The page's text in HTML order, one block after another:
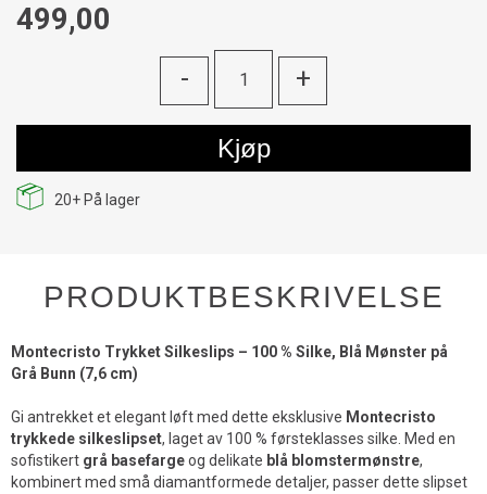
499,00
- +
Kjøp
20+ På lager
PRODUKTBESKRIVELSE
Montecristo Trykket Silkeslips – 100 % Silke, Blå Mønster på
Grå Bunn (7,6 cm)
Gi antrekket et elegant løft med dette eksklusive Montecristo
trykkede silkeslipset, laget av 100 % førsteklasses silke. Med en
sofistikert grå basefargeog delikate blå blomstermønstre,
kombinert med små diamantformede detaljer, passer dette slipset